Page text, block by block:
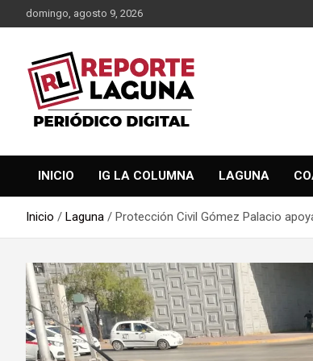
al
domingo, agosto 9, 2026
Reporte Laguna
INICIO IG LA COLUMNA LAGUNA
Inicio Laguna Protección Civil Gómez Palacio